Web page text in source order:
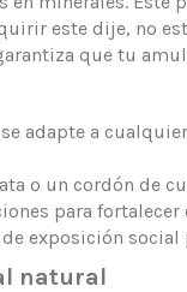
este dije, no
que tu
adapte a
o un cordón de
para
exposición
natural